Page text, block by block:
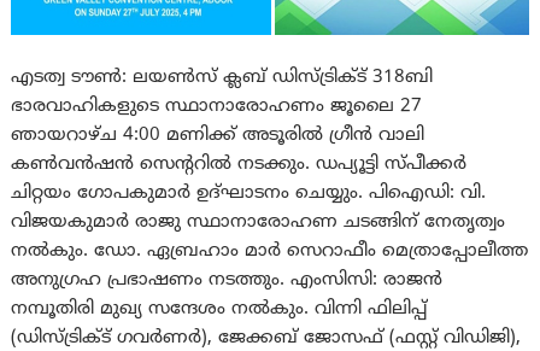
എടത്വ ടൗൺ: ലയൺസ് ക്ലബ് ഡിസ്ട്രിക്ട് 318ബി
ഭാരവാഹികളുടെ സ്ഥാനാരോഹണം ജൂലൈ 27
ഞായറാഴ്ച 4:00 മണിക്ക് അടൂരിൽ ഗ്രീൻ വാലി
കൺവൻഷൻ സെന്ററിൽ നടക്കും. ഡപ്യൂട്ടി സ്പീക്കർ
ചിറ്റയം ഗോപകുമാര്‍ ഉദ്ഘാടനം ചെയ്യും. പിഐഡി: വി.
വിജയകുമാർ രാജു സ്ഥാനാരോഹണ ചടങ്ങിന് നേതൃത്വം
നല്‍കും. ഡോ. ഏബ്രഹാം മാർ സെറാഫീം മെത്രാപ്പോലീത്ത
അനുഗ്രഹ പ്രഭാഷണം നടത്തും. എംസിസി: രാജൻ
നമ്പൂതിരി മുഖ്യ സന്ദേശം നല്‍കും. വിന്നി ഫിലിപ്പ്
(ഡിസ്ട്രിക്ട് ഗവർണർ), ജേക്കബ് ജോസഫ് (ഫസ്റ്റ് വിഡിജി),